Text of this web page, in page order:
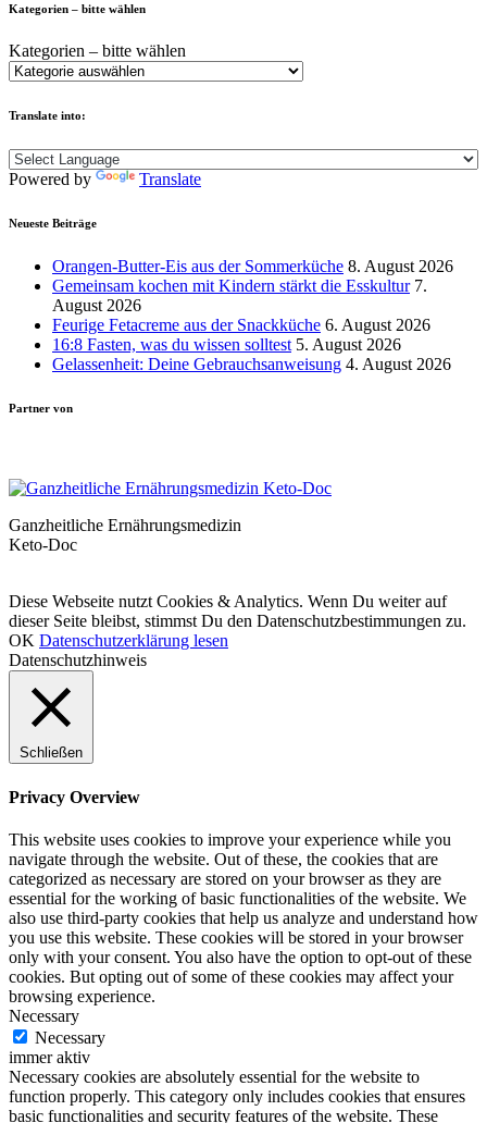
Kategorien – bitte wählen
Kategorien – bitte wählen
Translate into:
Powered by Translate
Neueste Beiträge
Orangen-Butter-Eis aus der Sommerküche 8. August 2026
Gemeinsam kochen mit Kindern stärkt die Esskultur 7.
August 2026
Feurige Fetacreme aus der Snackküche 6. August 2026
16:8 Fasten, was du wissen solltest 5. August 2026
Gelassenheit: Deine Gebrauchsanweisung 4. August 2026
Partner von
Ganzheitliche Ernährungsmedizin
Keto-Doc
Diese Webseite nutzt Cookies & Analytics. Wenn Du weiter auf
dieser Seite bleibst, stimmst Du den Datenschutzbestimmungen zu.
OK Datenschutzerklärung lesen
Datenschutzhinweis
Schließen
Privacy Overview
This website uses cookies to improve your experience while you
navigate through the website. Out of these, the cookies that are
categorized as necessary are stored on your browser as they are
essential for the working of basic functionalities of the website. We
also use third-party cookies that help us analyze and understand how
you use this website. These cookies will be stored in your browser
only with your consent. You also have the option to opt-out of these
cookies. But opting out of some of these cookies may affect your
browsing experience.
Necessary
Necessary
immer aktiv
Necessary cookies are absolutely essential for the website to
function properly. This category only includes cookies that ensures
basic functionalities and security features of the website. These